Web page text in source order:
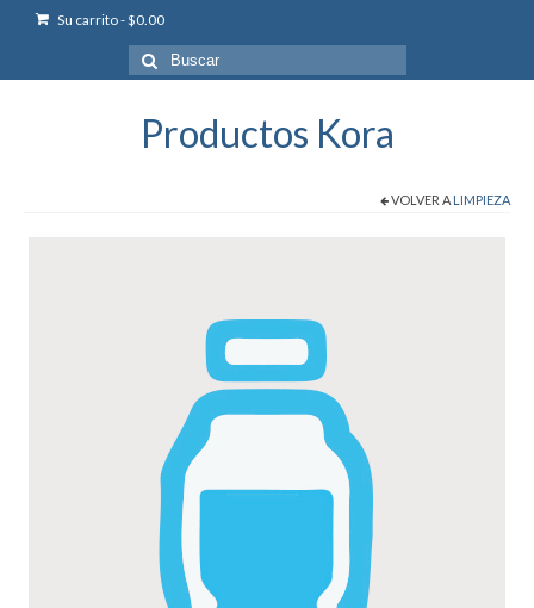
Su carrito-$0.00
Buscar
por:
Productos Kora
VOLVER A LIMPIEZA